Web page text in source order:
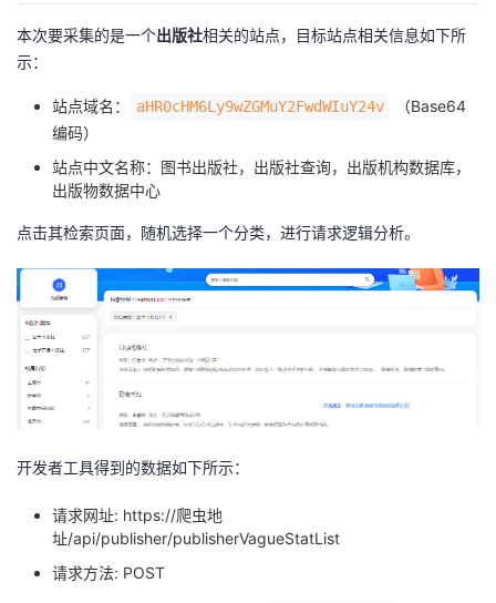
客
论
坛
的
圈
子
我
的
直
播
我
的
活
动
我
的
关
的
开
发
者
我
的
我
本次要采集的是一个出版社相关的站点，目标站点相关信息如下所
示：
站点域名： aHR0cHM6Ly9wZGMuY2FwdWIuY24v
（Base64
编码）
站点中文名称：图书出版社，出版社查询，出版机构数据库，
出版物数据中心
点击其检索页面，随机选择一个分类，进行请求逻辑分析。
开发者工具得到的数据如下所示：
请求网址: https://爬虫地
址/api/publisher/publisherVagueStatList
请求方法: POST